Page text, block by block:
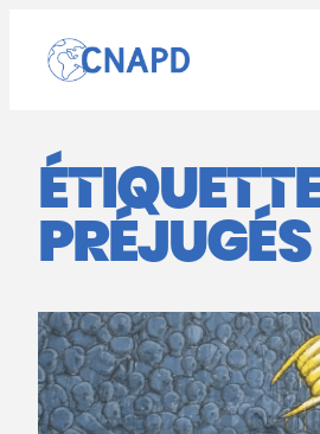
contenu
PRÉJUGÉS